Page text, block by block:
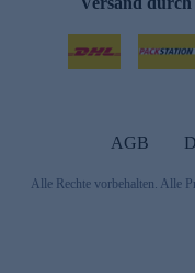
AGB
Alle Rechte vorbehalten. Alle